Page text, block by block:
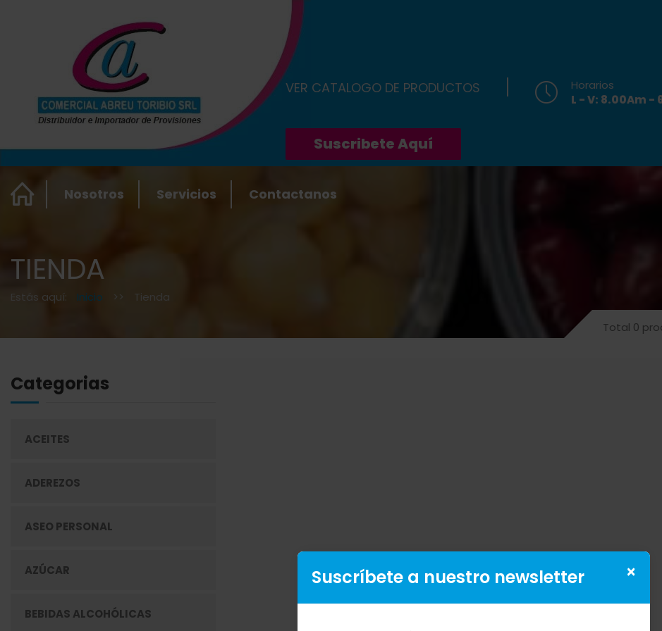
VER CATALOGO DE PRODUCTOS
Horarios
L - V: 8.00Am -
Suscribete Aquí
Nosotros Servicios Contactanos
TIENDA
Estás aquí: Inicio >> Tienda
Total 0
Categorias
ACEITES
ADEREZOS
ASEO PERSONAL
AZÚCAR
BEBIDAS ALCOHÓLICAS
×
Suscríbete a nuestro newsletter